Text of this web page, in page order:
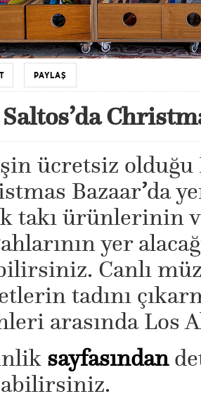
PAYLAŞ
ücretsiz olduğu
Bazaar’da
takı ürünlerinin
yer
Canlı
tadını
arasında Los
sayfasından